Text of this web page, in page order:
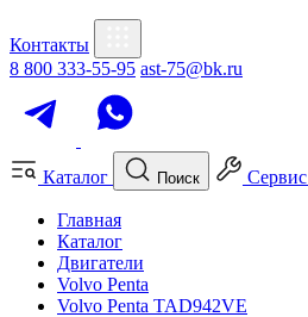
Контакты
8 800 333-55-95 ast-75@bk.ru
Каталог Поиск Сервис
Главная
Каталог
Двигатели
Volvo Penta
Volvo Penta TAD942VE